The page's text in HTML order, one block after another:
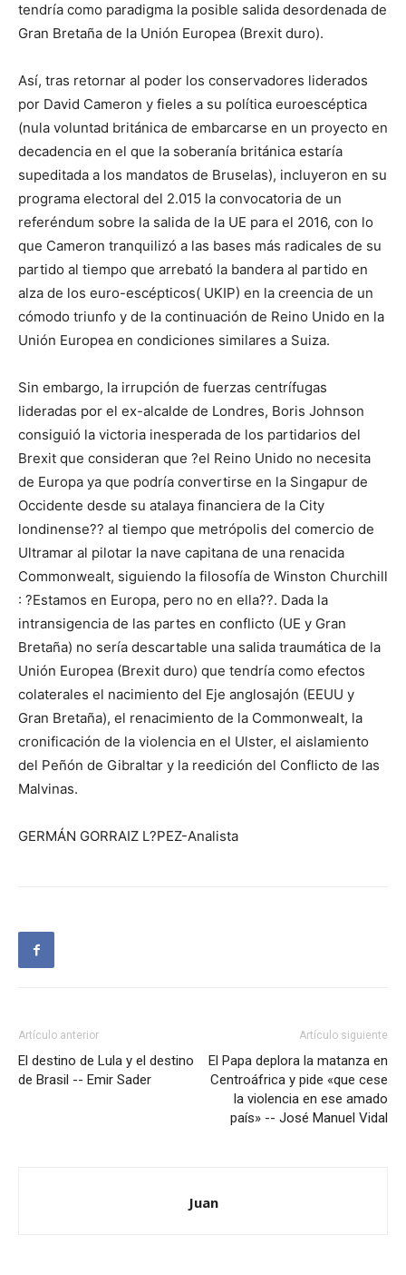
tendría como paradigma la posible salida desordenada de
Gran Bretaña de la Unión Europea (Brexit duro).
Así, tras retornar al poder los conservadores liderados
por David Cameron y fieles a su política euroescéptica
(nula voluntad británica de embarcarse en un proyecto en
decadencia en el que la soberanía británica estaría
supeditada a los mandatos de Bruselas), incluyeron en su
programa electoral del 2.015 la convocatoria de un
referéndum sobre la salida de la UE para el 2016, con lo
que Cameron tranquilizó a las bases más radicales de su
partido al tiempo que arrebató la bandera al partido en
alza de los euro-escépticos( UKIP) en la creencia de un
cómodo triunfo y de la continuación de Reino Unido en la
Unión Europea en condiciones similares a Suiza.
Sin embargo, la irrupción de fuerzas centrífugas
lideradas por el ex-alcalde de Londres, Boris Johnson
consiguió la victoria inesperada de los partidarios del
Brexit que consideran que ?el Reino Unido no necesita
de Europa ya que podría convertirse en la Singapur de
Occidente desde su atalaya financiera de la City
londinense?? al tiempo que metrópolis del comercio de
Ultramar al pilotar la nave capitana de una renacida
Commonwealt, siguiendo la filosofía de Winston Churchill
: ?Estamos en Europa, pero no en ella??. Dada la
intransigencia de las partes en conflicto (UE y Gran
Bretaña) no sería descartable una salida traumática de la
Unión Europea (Brexit duro) que tendría como efectos
colaterales el nacimiento del Eje anglosajón (EEUU y
Gran Bretaña), el renacimiento de la Commonwealt, la
cronificación de la violencia en el Ulster, el aislamiento
del Peñón de Gibraltar y la reedición del Conflicto de las
Malvinas.
GERMÁN GORRAIZ L?PEZ-Analista
Artículo anterior
El destino de Lula y el destino
de Brasil -- Emir Sader
Artículo siguiente
El Papa deplora la matanza en
Centroáfrica y pide «que cese
la violencia en ese amado
país» -- José Manuel Vidal
Juan